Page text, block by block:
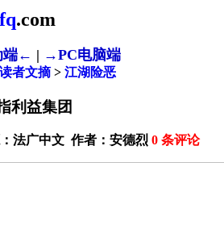
fq.com
端← | →PC电脑端
读者文摘> 江湖险恶
利益集团
法广中文 作者：安德烈 0 条评论